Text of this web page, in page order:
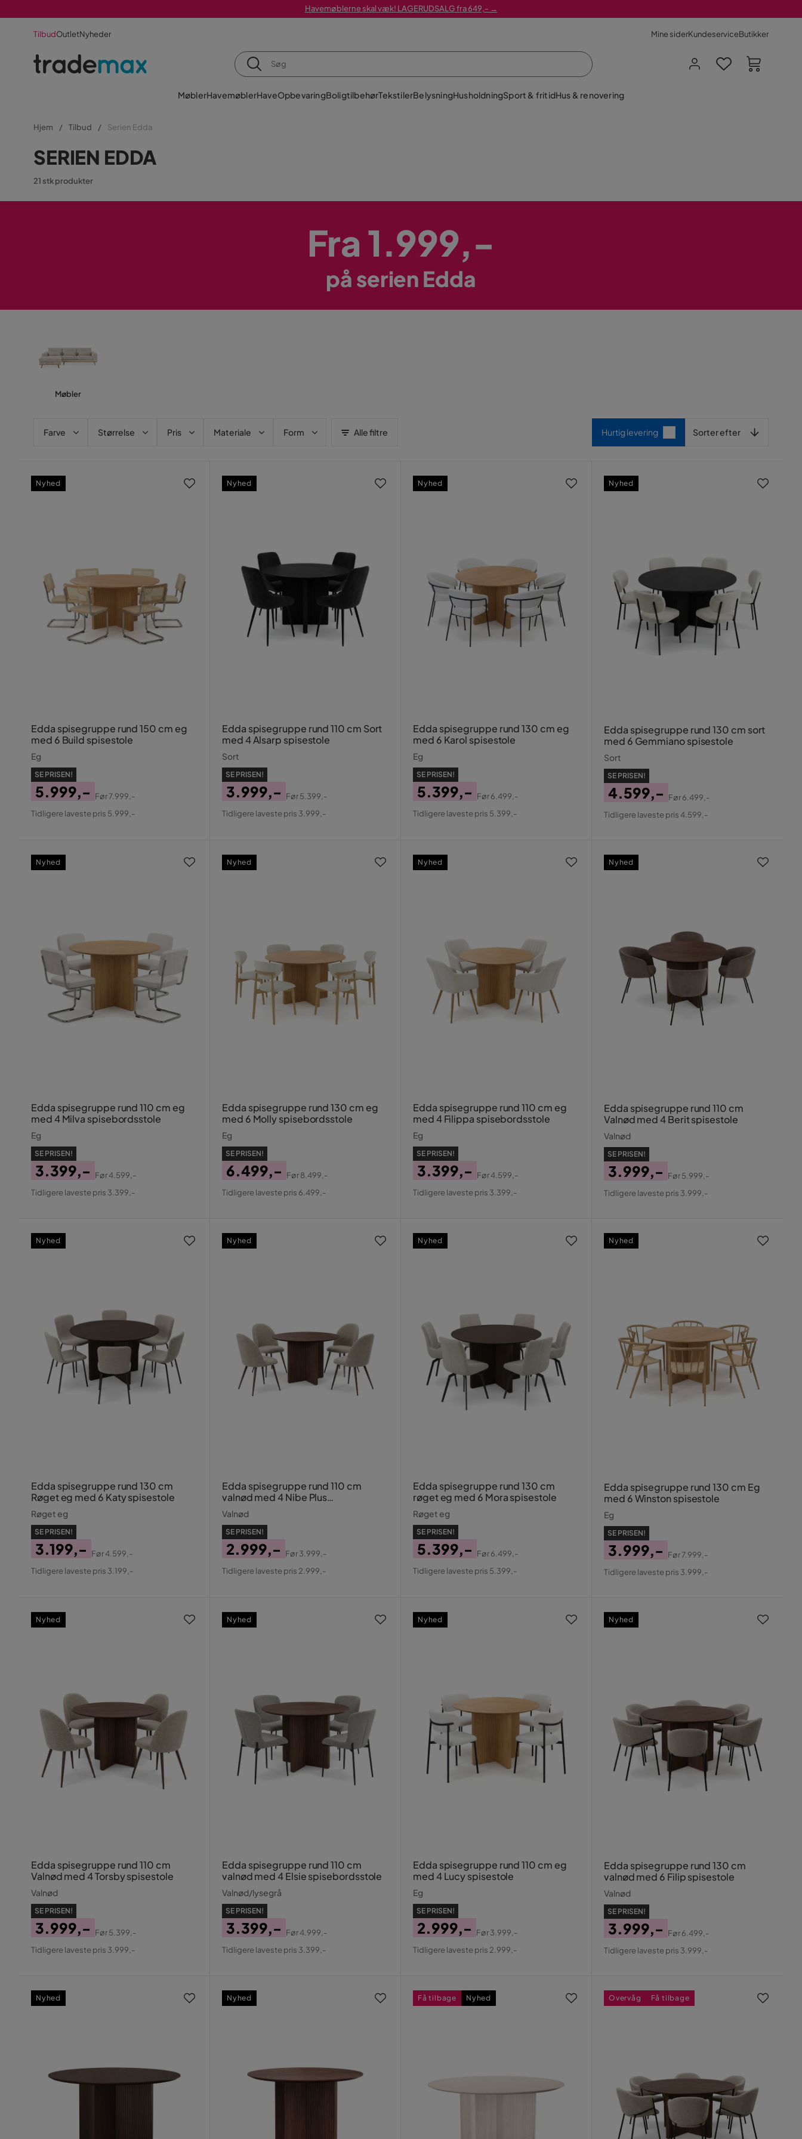
Havemøblerne skal væk! LAGERUDSALG fra 649,- →
TilbudOutletNyheder Mine siderKundeserviceButikker
MøblerHavemøblerHaveOpbevaringBoligtilbehørTekstilerBelysningHusholdningSport & fritidHus & renovering
Hjem Tilbud Serien Edda
SERIEN EDDA
21 stk produkter
Fra 1.999,-
på serien Edda
Møbler
Farve Størrelse Pris Materiale Form Alle filtre Hurtig levering Sorter efter
Edda spisegruppe rund 150 cm eg
med 6 Build spisestole
Eg
SE PRISEN!
Pris
5.999,-
Original
Før7.999,-
Tidligere laveste pris 5.999,-
Nyhed
Edda spisegruppe rund 110 cm Sort
med 4 Alsarp spisestole
Sort
SE PRISEN!
Pris
3.999,-
Original
Før5.399,-
Tidligere laveste pris 3.999,-
Nyhed
Edda spisegruppe rund 130 cm eg
med 6 Karol spisestole
Eg
SE PRISEN!
Pris
5.399,-
Original
Før6.499,-
Tidligere laveste pris 5.399,-
Nyhed
Edda spisegruppe rund 130 cm sort
med 6 Gemmiano spisestole
Sort
SE PRISEN!
Pris
4.599,-
Original
Før6.499,-
Tidligere laveste pris 4.599,-
Nyhed
Edda spisegruppe rund 110 cm eg
med 4 Milva spisebordsstole
Eg
SE PRISEN!
Pris
3.399,-
Original
Før4.599,-
Tidligere laveste pris 3.399,-
Nyhed
Edda spisegruppe rund 130 cm eg
med 6 Molly spisebordsstole
Eg
SE PRISEN!
Pris
6.499,-
Original
Før8.499,-
Tidligere laveste pris 6.499,-
Nyhed
Edda spisegruppe rund 110 cm eg
med 4 Filippa spisebordsstole
Eg
SE PRISEN!
Pris
3.399,-
Original
Før4.599,-
Tidligere laveste pris 3.399,-
Nyhed
Edda spisegruppe rund 110 cm
Valnød med 4 Berit spisestole
Valnød
SE PRISEN!
Pris
3.999,-
Original
Før5.999,-
Tidligere laveste pris 3.999,-
Nyhed
Edda spisegruppe rund 130 cm
Røget eg med 6 Katy spisestole
Røget eg
SE PRISEN!
Pris
3.199,-
Original
Før4.599,-
Tidligere laveste pris 3.199,-
Nyhed
Edda spisegruppe rund 110 cm
valnød med 4 Nibe Plus
spisebordsstole
Valnød
SE PRISEN!
Pris
2.999,-
Original
Før3.999,-
Tidligere laveste pris 2.999,-
Nyhed
Edda spisegruppe rund 130 cm
røget eg med 6 Mora spisestole
Røget eg
SE PRISEN!
Pris
5.399,-
Original
Før6.499,-
Tidligere laveste pris 5.399,-
Nyhed
Edda spisegruppe rund 130 cm Eg
med 6 Winston spisestole
Eg
SE PRISEN!
Pris
3.999,-
Original
Før7.999,-
Tidligere laveste pris 3.999,-
Nyhed
Edda spisegruppe rund 110 cm
Valnød med 4 Torsby spisestole
Valnød
SE PRISEN!
Pris
3.999,-
Original
Før5.399,-
Tidligere laveste pris 3.999,-
Nyhed
Edda spisegruppe rund 110 cm
valnød med 4 Elsie spisebordsstole
Valnød/lysegrå
SE PRISEN!
Pris
3.399,-
Original
Før4.999,-
Tidligere laveste pris 3.399,-
Nyhed
Edda spisegruppe rund 110 cm eg
med 4 Lucy spisestole
Eg
SE PRISEN!
Pris
2.999,-
Original
Før3.999,-
Tidligere laveste pris 2.999,-
Nyhed
Edda spisegruppe rund 130 cm
valnød med 6 Filip spisestole
Valnød
SE PRISEN!
Pris
3.999,-
Original
Før6.499,-
Tidligere laveste pris 3.999,-
Nyhed
Nyhed Nyhed Få tilbage Nyhed Overvåg Få tilbage